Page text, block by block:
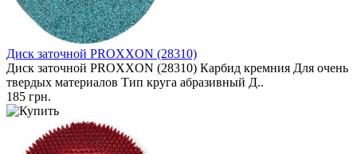
Диск заточной PROXXON (28310)
Диск заточной PROXXON (28310) Карбид кремния Для очень
твердых материалов Тип круга абразивный Д..
185 грн.